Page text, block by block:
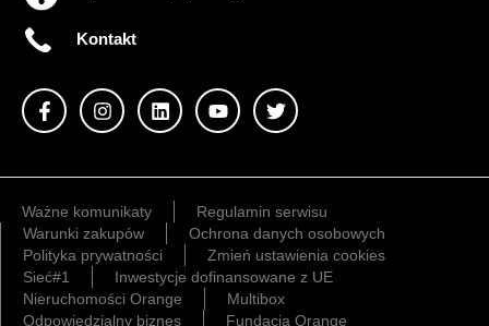
Kontakt
Ważne komunikaty
Regulamin serwisu
Warunki zakupów
Ochrona danych osobowych
Polityka prywatności
Zmień ustawienia cookies
Sieć#1
Inwestycje dofinansowane z UE
Nieruchomości Orange
Multibox
Odpowiedzialny biznes
Fundacja Orange